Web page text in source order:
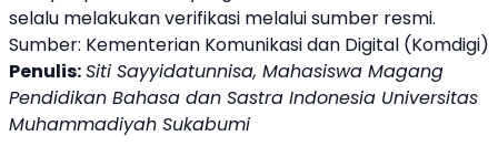
selalu melakukan verifikasi melalui sumber resmi.
Sumber: Kementerian Komunikasi dan Digital (Komdigi)
Penulis:Siti Sayyidatunnisa, Mahasiswa Magang
Pendidikan Bahasa dan Sastra Indonesia Universitas
Muhammadiyah Sukabumi